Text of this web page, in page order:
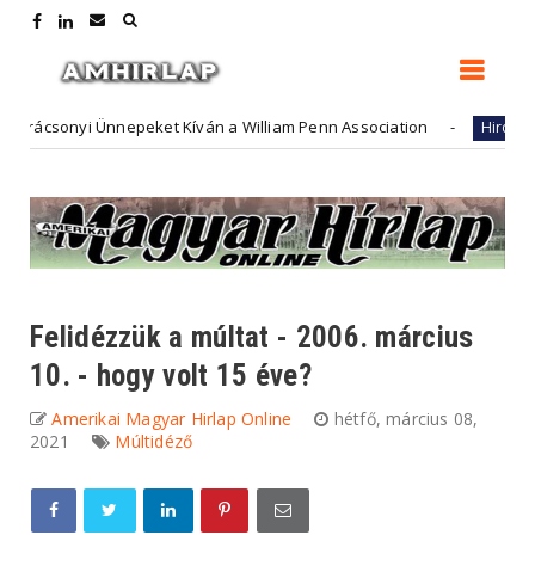
Ünnepeket Kíván a William Penn Association Hirdető
Felidézzük a múltat - 2006. március
10. - hogy volt 15 éve?
Amerikai Magyar Hirlap Online
hétfő, március 08,
2021
Múltidéző